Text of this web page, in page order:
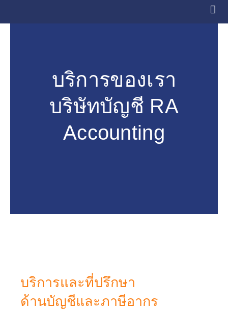
to
บริการของเรา
บริษัทบัญชี RA
Accounting
บริการและที่ปรึกษา
ด้านบัญชีและภาษีอากร